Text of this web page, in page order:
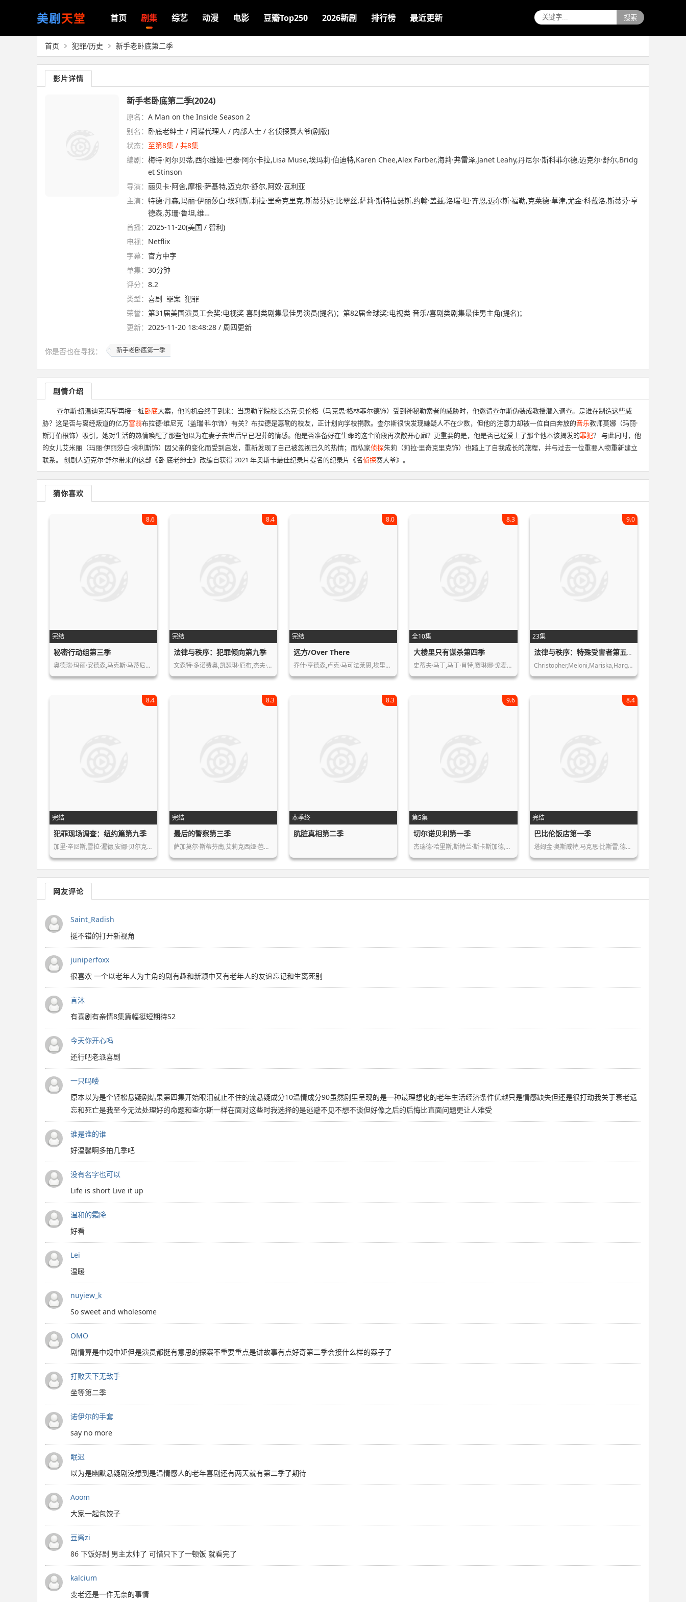
美剧天堂 搜索
首页 剧集 综艺 动漫 电影 豆瓣Top250 2026新剧 排行榜 最近更新
首页 犯罪/历史 新手老卧底第二季
影片详情
新手老卧底第二季(2024)
原名： A Man on the Inside Season 2
别名： 卧底老绅士 / 间谍代理人 / 内部人士 / 名侦探赛大爷(剧版)
状态： 至第8集 / 共8集
编剧： 梅特·阿尔贝蒂,西尔维娅·巴泰·阿尔卡拉,Lisa Muse,埃玛莉·伯迪特,Karen Chee,Alex Farber,海莉·弗雷泽,Janet Leahy,丹尼尔·斯科菲尔德,迈克尔·舒尔,Bridg
et Stinson
导演： 丽贝卡·阿舍,摩根·萨基特,迈克尔·舒尔,阿奴·瓦利亚
主演： 特德·丹森,玛丽·伊丽莎白·埃利斯,莉拉·里奇克里克,斯蒂芬妮·比翠丝,萨莉·斯特拉瑟斯,约翰·盖兹,洛瑞·坦·齐恩,迈尔斯·福勒,克莱德·草津,尤金·科戴洛,斯蒂芬·亨
德森,苏珊·鲁坦,维…
首播： 2025-11-20(美国 / 智利)
电视： Netflix
字幕： 官方中字
单集： 30分钟
评分： 8.2
类型： 喜剧 罪案 犯罪
荣誉： 第31届美国演员工会奖:电视奖 喜剧类剧集最佳男演员(提名)；第82届金球奖:电视类 音乐/喜剧类剧集最佳男主角(提名)；
更新： 2025-11-20 18:48:28 / 周四更新
你是否也在寻找： 新手老卧底第一季
剧情介绍
查尔斯·纽温迪克渴望再接一桩卧底大案，他的机会终于到来：当惠勒学院校长杰克·贝伦格（马克思·格林菲尔德饰）受到神秘勒索者的威胁时，他邀请查尔斯伪装成教授潜入调查。是谁在制造这些威
胁？这是否与离经叛道的亿万富翁布拉德·维尼克（盖瑞·科尔饰）有关？布拉德是惠勒的校友，正计划向学校捐款。查尔斯很快发现嫌疑人不在少数，但他的注意力却被一位自由奔放的音乐教师莫娜（玛丽·
斯汀伯根饰）吸引，她对生活的热情唤醒了那些他以为在妻子去世后早已埋葬的情感。他是否准备好在生命的这个阶段再次敞开心扉？更重要的是，他是否已经爱上了那个他本该揭发的罪犯？ 与此同时，他
的女儿艾米丽（玛丽·伊丽莎白·埃利斯饰）因父亲的变化而受到启发，重新发现了自己被忽视已久的热情；而私家侦探朱莉（莉拉·里奇克里克饰）也踏上了自我成长的旅程，并与过去一位重要人物重新建立
联系。 创剧人迈克尔·舒尔带来的这部《卧 底老绅士》改编自获得 2021 年奥斯卡最佳纪录片提名的纪录片《名侦探赛大爷》。
猜你喜欢
完结
8.6
秘密行动组第三季
奥德瑞·玛丽·安德森,马克斯·马蒂尼…
完结
8.4
法律与秩序：犯罪倾向第九季
文森特·多诺费奥,凯瑟琳·厄布,杰夫·…
完结
8.0
远方/Over There
乔什·亨德森,卢克·马可法莱恩,埃里克…
全10集
8.3
大楼里只有谋杀第四季
史蒂夫·马丁,马丁·肖特,赛琳娜·戈麦…
23集
9.0
法律与秩序：特殊受害者第五季
Christopher,Meloni,Mariska,Hargitay,…
完结
8.4
犯罪现场调查：纽约篇第九季
加里·辛尼斯,雪拉·渥德,安娜·贝尔克…
完结
8.3
最后的警察第三季
萨加莫尔·斯蒂芬南,艾莉克西娅·芭利…
本季终
8.3
肮脏真相第二季
第5集
9.6
切尔诺贝利第一季
杰瑞德·哈里斯,斯特兰·斯卡斯加德,艾…
完结
8.4
巴比伦饭店第一季
塔姆金·奥斯威特,马克思·比斯雷,德克…
网友评论
Saint_Radish
挺不错的打开新视角
juniperfoxx
很喜欢 一个以老年人为主角的剧有趣和新颖中又有老年人的友谊忘记和生离死别
言沐
有喜剧有亲情8集篇幅挺短期待S2
今天你开心吗
还行吧老派喜剧
一只吗喽
原本以为是个轻松悬疑剧结果第四集开始眼泪就止不住的流悬疑成分10温情成分90虽然剧里呈现的是一种最理想化的老年生活经济条件优越只是情感缺失但还是很打动我关于衰老遗
忘和死亡是我至今无法处理好的命题和查尔斯一样在面对这些时我选择的是逃避不见不想不谈但好像之后的后悔比直面问题更让人难受
谁是谁的谁
好温馨啊多拍几季吧
没有名字也可以
Life is short Live it up
温和的霜降
好看
Lei
温暖
nuyiew_k
So sweet and wholesome
OMO
剧情算是中规中矩但是演员都挺有意思的探案不重要重点是讲故事有点好奇第二季会接什么样的案子了
打败天下无敌手
坐等第二季
诺伊尔的手套
say no more
眠迟
以为是幽默悬疑剧没想到是温情感人的老年喜剧还有两天就有第二季了期待
Aoom
大家一起包饺子
豆酱zi
86 下饭好剧 男主太帅了 可惜只下了一顿饭 就看完了
kalcium
变老还是一件无奈的事情